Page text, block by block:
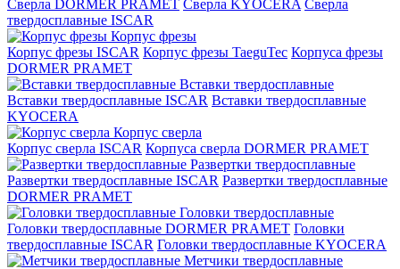
Сверла DORMER PRAMET Сверла KYOCERA Сверла
твердосплавные ISCAR
Корпус фрезы
Корпус фрезы ISCAR Корпус фрезы TaeguTec Корпуса фрезы
DORMER PRAMET
Вставки твердосплавные
Вставки твердосплавные ISCAR Вставки твердосплавные
KYOCERA
Корпус сверла
Корпус сверла ISCAR Корпуса сверла DORMER PRAMET
Развертки твердосплавные
Развертки твердосплавные ISCAR Развертки твердосплавные
DORMER PRAMET
Головки твердосплавные
Головки твердосплавные DORMER PRAMET Головки
твердосплавные ISCAR Головки твердосплавные KYOCERA
Метчики твердосплавные